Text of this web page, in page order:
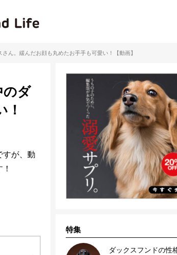
ん。緩んだお顔も丸めたお手手も可愛い！【動画】
のダ
！
すが、動
特集
ダックスフンドの性